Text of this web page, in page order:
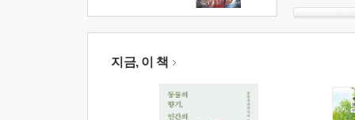
지금, 이 책